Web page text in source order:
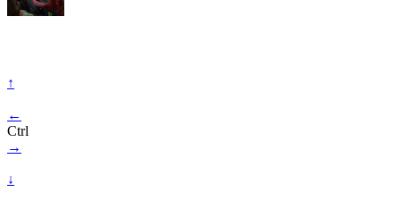
↑
←
Ctrl
→
↓